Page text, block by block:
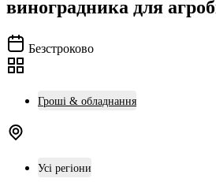
виноградника для
Безстроково
Гроші & обладнання
Усі регіони